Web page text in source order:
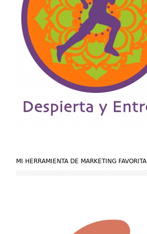
MI HERRAMIENTA DE MARKETING FAVORITA